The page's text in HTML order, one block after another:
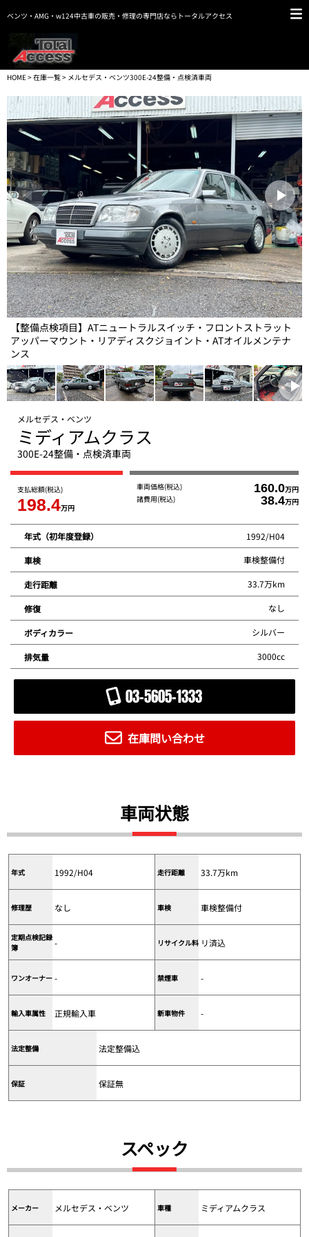
ベンツ・AMG・w124中古車の販売・修理の専門店ならトータルアクセス
HOME>在庫一覧> メルセデス・ベンツ300E-24整備・点検済車両
【整備点検項目】ATニュートラルスイッチ・フロントストラット
アッパーマウント・リアディスクジョイント・ATオイルメンテナ
ンス
メルセデス・ベンツ
ミディアムクラス
300E-24整備・点検済車両
支払総額(税込)
198.4万円
車両価格(税込) 160.0万円
諸費用(税込) 38.4万円
年式（初年度登録） 1992/H04
車検 車検整備付
走行距離 33.7万km
修復 なし
ボディカラー シルバー
排気量 3000cc
03-5605-1333
在庫問い合わせ
車両状態
年式 1992/H04 走行距離 33.7万km
修理歴 なし 車検 車検整備付
定期点検記録
簿
- リサイクル料 リ済込
ワンオーナー - 禁煙車 -
輸入車属性 正規輸入車 新車物件 -
法定整備 法定整備込
保証 保証無
スペック
メーカー メルセデス・ベンツ 車種 ミディアムクラス